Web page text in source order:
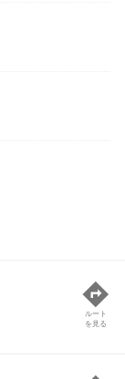
ルート
を見る